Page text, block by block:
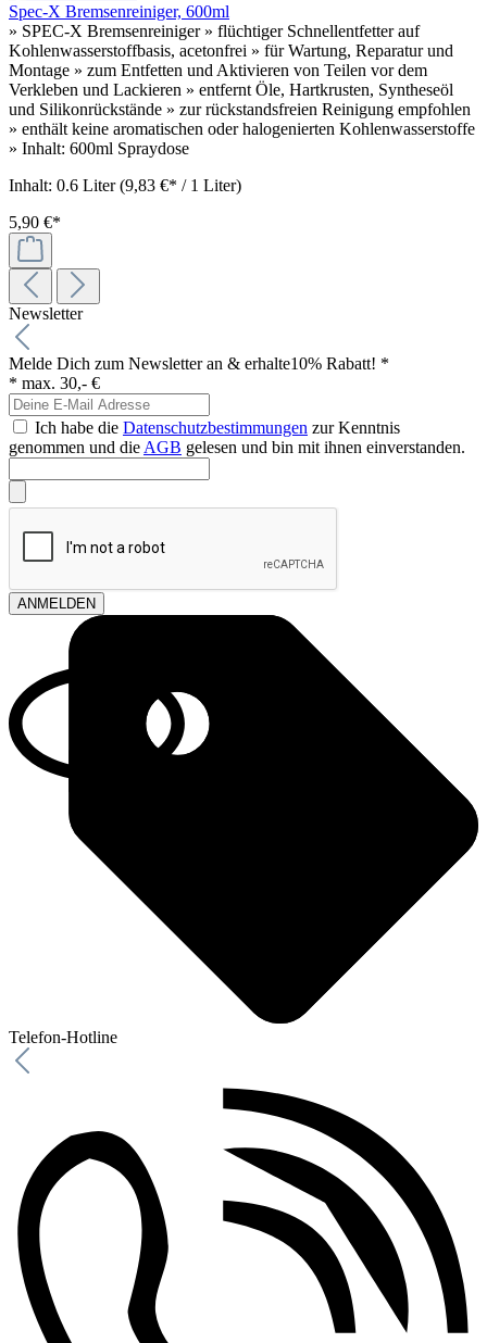
Spec-X Bremsenreiniger, 600ml
» SPEC-X Bremsenreiniger » flüchtiger Schnellentfetter auf
Kohlenwasserstoffbasis, acetonfrei » für Wartung, Reparatur und
Montage » zum Entfetten und Aktivieren von Teilen vor dem
Verkleben und Lackieren » entfernt Öle, Hartkrusten, Syntheseöl
und Silikonrückstände » zur rückstandsfreien Reinigung empfohlen
» enthält keine aromatischen oder halogenierten Kohlenwasserstoffe
» Inhalt: 600ml Spraydose
Inhalt: 0.6 Liter(9,83 €* / 1 Liter)
5,90 €*
Newsletter
Melde Dich zum Newsletter an & erhalte10% Rabatt! *
* max. 30,- €
Ich habe die Datenschutzbestimmungen zur Kenntnis
genommen und die AGB gelesen und bin mit ihnen einverstanden.
ANMELDEN
Telefon-Hotline